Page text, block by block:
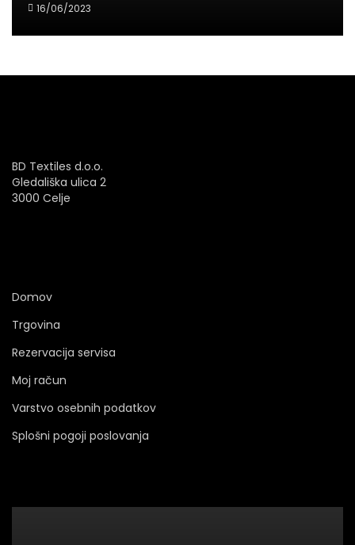
16/06/2023
BD Textiles d.o.o.
Gledališka ulica 2
3000 Celje
Domov
Trgovina
Rezervacija servisa
Moj račun
Varstvo osebnih podatkov
Splošni pogoji poslovanja